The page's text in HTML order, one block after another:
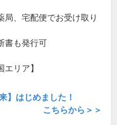
局、宅配便でお受け取り
書も発行可
エリア】
】はじめました！
こちらから＞＞